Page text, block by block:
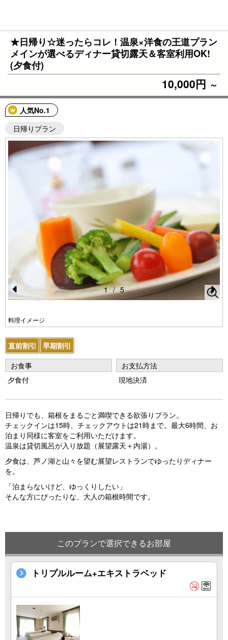
★日帰り☆迷ったらコレ！温泉×洋食の王道プラン
メインが選べるディナー貸切露天＆客室利用OK!
(夕食付)
10,000円 ～
人気No.1
日帰りプラン
Pr
e
o
u
s
料理イメージ
N
1 / 5
直前割引
早期割引
お食事
夕食付
お支払方法
現地決済
日帰りでも、箱根をまるごと満喫できる欲張りプラン。
チェックインは15時、チェックアウトは21時まで。最大6時間、お
泊まり同様に客室をご利用いただけます。
温泉は貸切風呂が入り放題（展望露天＋内湯）。
夕食は、芦ノ湖と山々を望む展望レストランでゆったりディナー
を。
「泊まらないけど、ゆっくりしたい」
そんな方にぴったりな、大人の箱根時間です。
このプランで選択できるお部屋
トリプルルーム+エキストラベッド